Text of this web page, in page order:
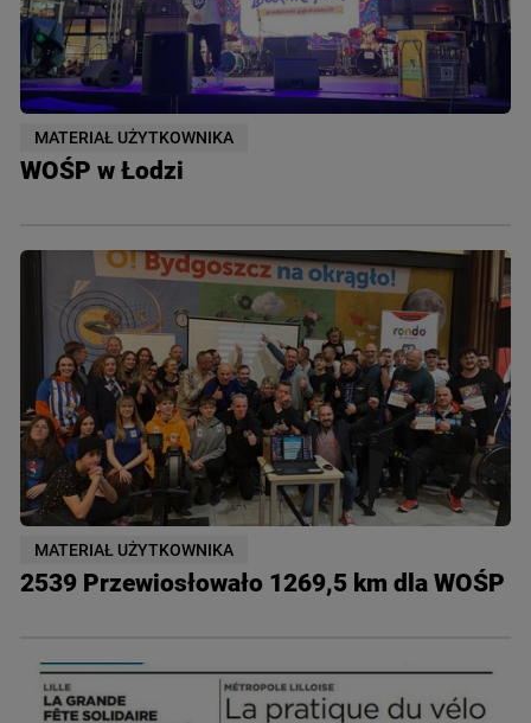
MATERIAŁ UŻYTKOWNIKA
WOŚP w Łodzi
MATERIAŁ UŻYTKOWNIKA
2539 Przewiosłowało 1269,5 km dla WOŚP